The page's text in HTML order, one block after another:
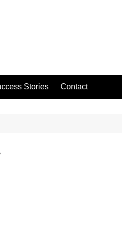
Stories Contact